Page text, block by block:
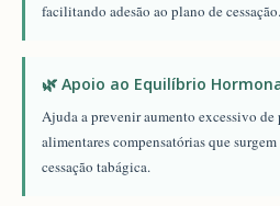
facilitando adesão ao plano de cessação.
🌿 Apoio ao Equilíbrio
Ajuda a prevenir aumento excessivo de
alimentares compensatórias que
cessação tabágica.